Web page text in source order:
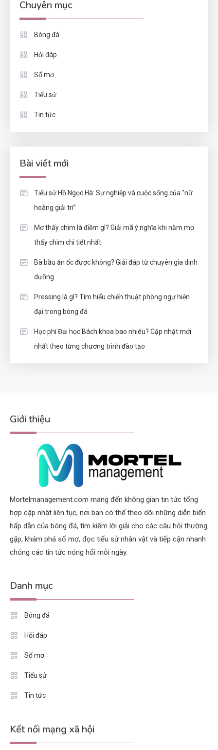
Chuyên mục
Bóng đá
Hỏi đáp
Sổ mơ
Tiểu sử
Tin tức
Bài viết mới
Tiểu sử Hồ Ngọc Hà: Sự nghiệp và cuộc sống của “nữ
hoàng giải trí”
Mơ thấy chim là điềm gì? Giải mã ý nghĩa khi nằm mơ
thấy chim chi tiết nhất
Bà bầu ăn ốc được không? Giải đáp từ chuyên gia dinh
dưỡng
Pressing là gì? Tìm hiểu chiến thuật phòng ngự hiện
đại trong bóng đá
Học phí Đại học Bách khoa bao nhiêu? Cập nhật mới
nhất theo từng chương trình đào tạo
Giới thiệu
Mortelmanagement.com mang đến không gian tin tức tổng
hợp cập nhật liên tục, nơi bạn có thể theo dõi những diễn biến
hấp dẫn của bóng đá, tìm kiếm lời giải cho các câu hỏi thường
gặp, khám phá sổ mơ, đọc tiểu sử nhân vật và tiếp cận nhanh
chóng các tin tức nóng hổi mỗi ngày.
Danh mục
Bóng đá
Hỏi đáp
Sổ mơ
Tiểu sử
Tin tức
Kết nối mạng xã hội